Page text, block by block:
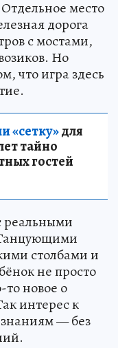
место
дорога
с мостами,
Но
что игра здесь
«сетку»для
тайно
гостей
реальными
столбами и
не просто
то новое о
интерес к
знаниям — без